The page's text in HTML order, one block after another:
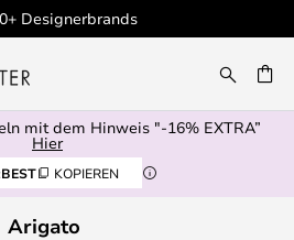
Designerbrands
mit dem Hinweis "-16% EXTRA”
Hier
BEST KOPIEREN
Arigato